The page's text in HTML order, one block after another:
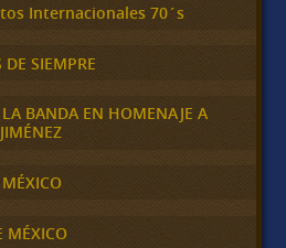
Internacionales 70´s
DE SIEMPRE
BANDA EN HOMENAJE A
MÉXICO